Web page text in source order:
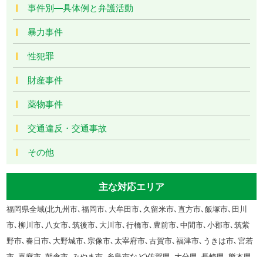
事件別―具体例と弁護活動
暴力事件
性犯罪
財産事件
薬物事件
交通違反・交通事故
その他
主な対応エリア
福岡県全域(北九州市､福岡市､大牟田市､久留米市､直方市､飯塚市､田川
市､柳川市､八女市､筑後市､大川市､行橋市､豊前市､中間市､小郡市､筑紫
野市､春日市､大野城市､宗像市､太宰府市､古賀市､福津市､うきは市､宮若